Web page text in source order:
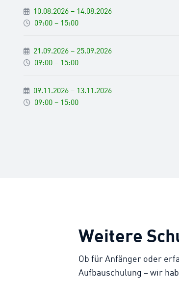
10.08.2026 – 14.08.2026
09:00 – 15:00
21.09.2026 – 25.09.2026
09:00 – 15:00
09.11.2026 – 13.11.2026
09:00 – 15:00
Weitere
Ob für Anfänger oder
Aufbauschulung – wir